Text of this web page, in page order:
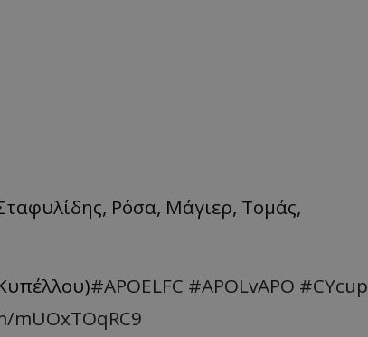
Ρόσα, Μάγιερ, Τομάς,
#APOELFC #APOLvAPO #CYcup